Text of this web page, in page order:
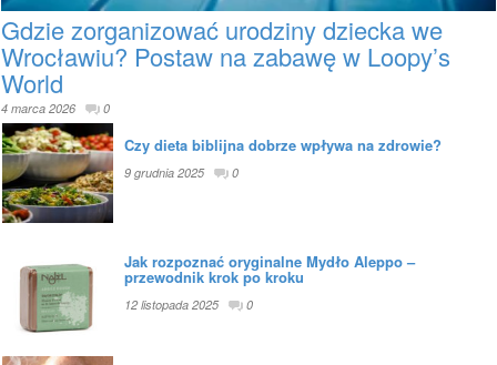
Gdzie zorganizować urodziny dziecka we
Wrocławiu? Postaw na zabawę w Loopy’s
World
4 marca 2026 0
Czy dieta biblijna dobrze wpływa na zdrowie?
9 grudnia 2025 0
Jak rozpoznać oryginalne Mydło Aleppo –
przewodnik krok po kroku
12 listopada 2025 0